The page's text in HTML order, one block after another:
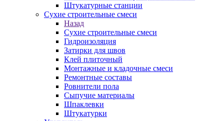
Штукатурные станции
Сухие строительные смеси
Назад
Сухие строительные смеси
Гидроизоляция
Затирки для швов
Клей плиточный
Монтажные и кладочные смеси
Ремонтные составы
Ровнители пола
Сыпучие материалы
Шпаклевки
Штукатурки